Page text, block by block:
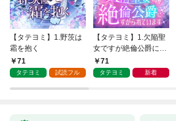
【タテヨミ】1.野茨は
霜を抱く
71
タテヨミ 試読フル
【タテヨミ】1.欠陥聖
女ですが絶倫公爵にす
がられています
71
タテヨミ 新着